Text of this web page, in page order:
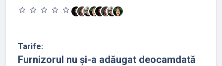
star_outline star_outline star_outline star_outline star_outline
Tarife:
Furnizorul nu și-a adăugat deocamdată